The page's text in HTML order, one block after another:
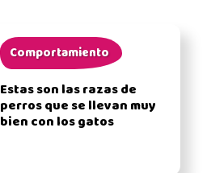
Comportamiento
Estas son las razas de
perros que se llevan muy
bien con los gatos